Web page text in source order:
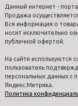
Данный интернет -
Продажа
Вся информация о
носит исключительно
публичной офертой.
На сайте используются
пользователь
персональных данных с
Яндекс.Метрика.
Политика